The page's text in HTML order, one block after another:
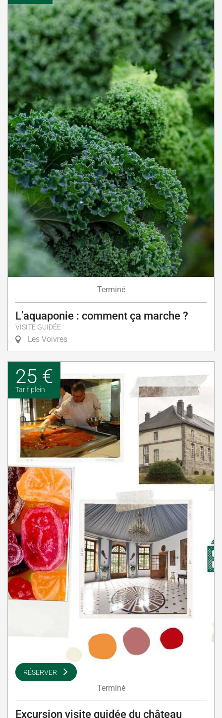
Terminé
L’aquaponie : comment ça marche ?
VISITE GUIDÉE
Les Voivres
25 €
Tarif plein
RÉSERVER
Terminé
Excursion visite guidée du château